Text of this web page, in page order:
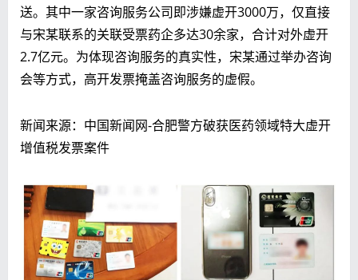
送。其中一家咨询服务公司即涉嫌虚开3000万，仅直接
与宋某联系的关联受票药企多达30余家，合计对外虚开
2.7亿元。为体现咨询服务的真实性，宋某通过举办咨询
会等方式，高开发票掩盖咨询服务的虚假。
新闻来源：中国新闻网-合肥警方破获医药领域特大虚开
增值税发票案件